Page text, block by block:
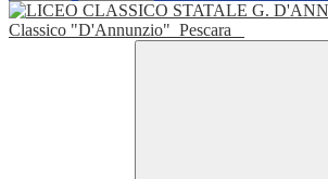
Classico "D'Annunzio" Pescara